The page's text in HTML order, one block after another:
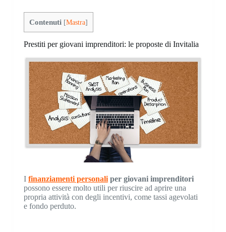
Contenuti [Mastra]
Prestiti per giovani imprenditori: le proposte di Invitalia
I finanziamenti personaliper giovani imprenditori
possono essere molto utili per riuscire ad aprire una
propria attività con degli incentivi, come tassi agevolati
e fondo perduto.